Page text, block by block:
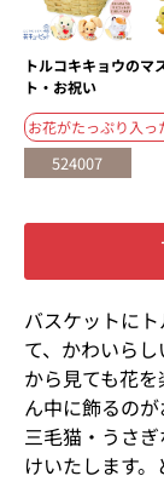
トルコキキョウのマ
ト・お祝い
お花がたっぷり入っ
524007
バスケットに
て、かわいら
から見ても花
ん中に飾るの
三毛猫・うさ
けいたします